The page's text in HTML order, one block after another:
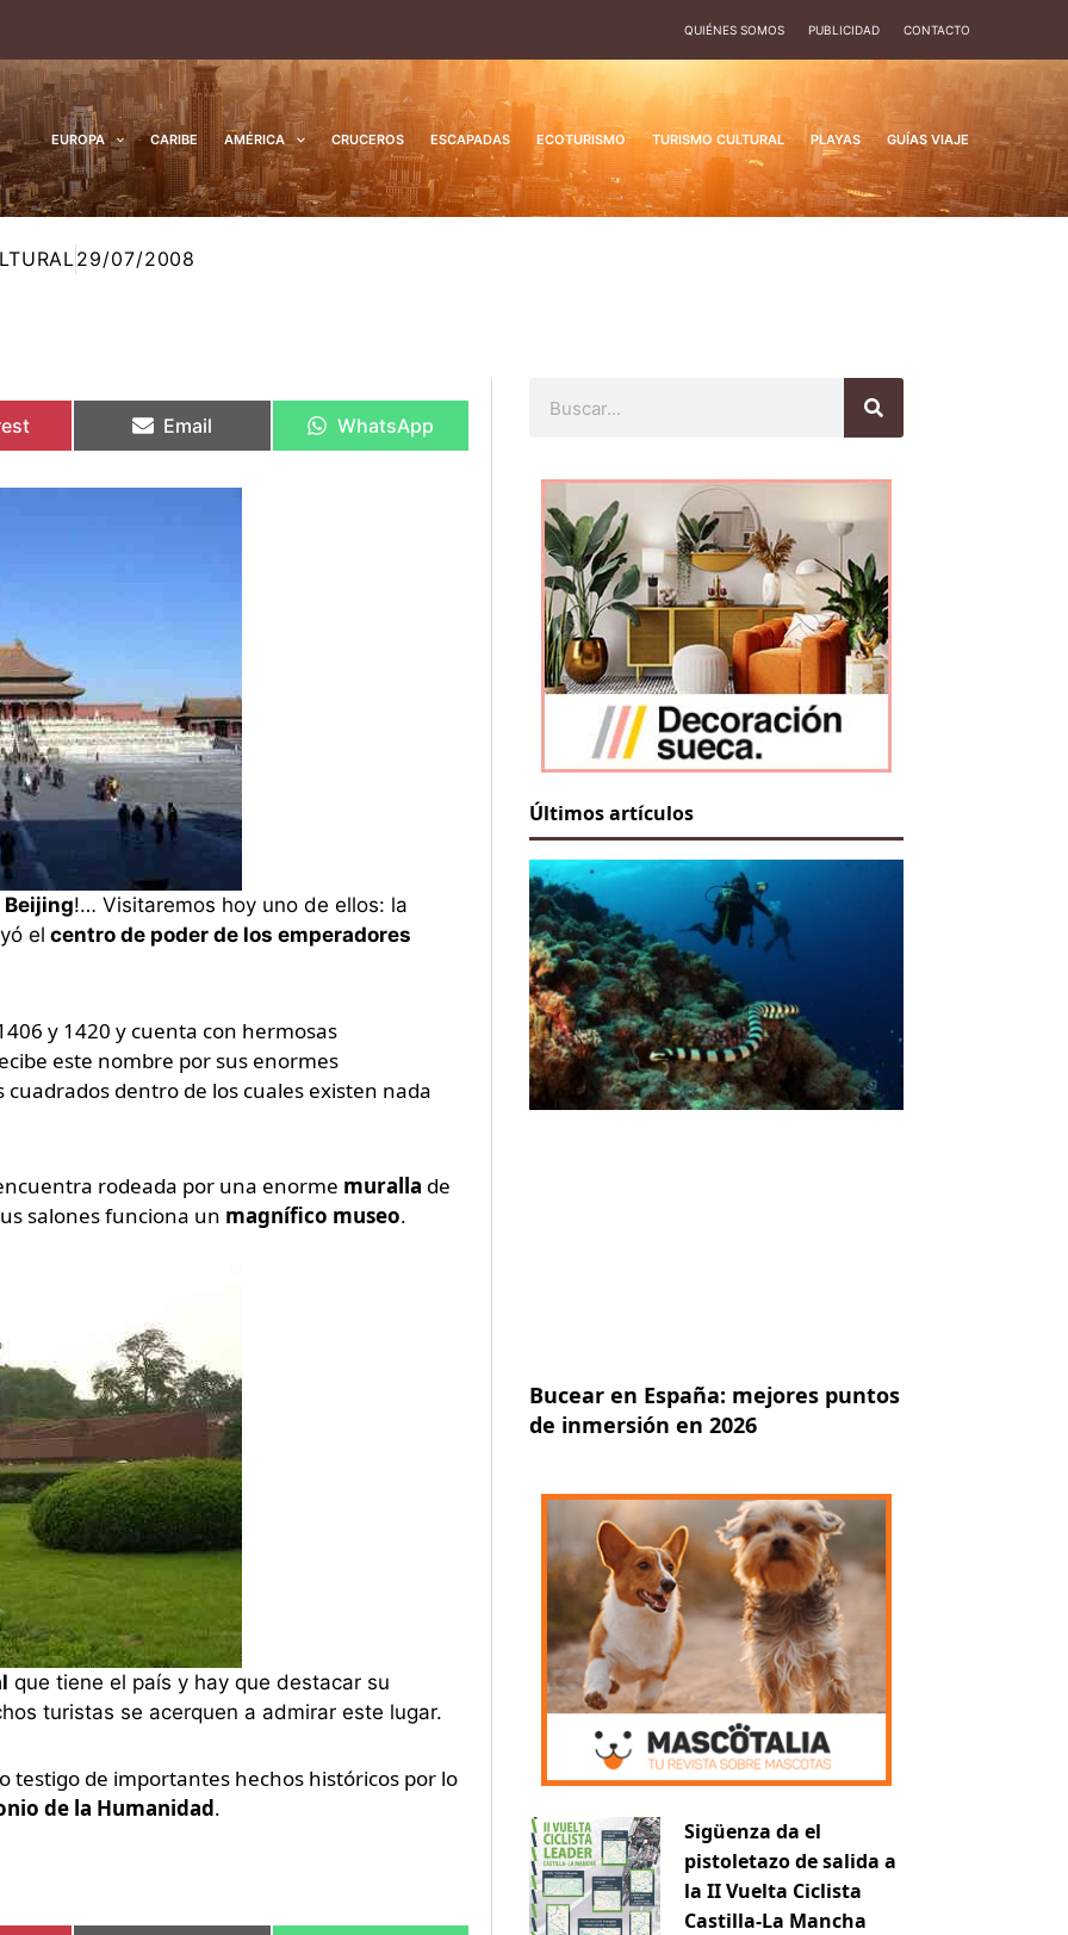
QUIÉNES SOMOS PUBLICIDAD CONTACTO
EUROPA CARIBE AMÉRICA CRUCEROS ESCAPADAS ECOTURISMO TURISMO CULTURAL PLAYAS GUÍAS VIAJE
29/07/2008
en
Email
en
WhatsApp
Beijing!… Visitaremos hoy uno de ellos: la
el centro de poder de los emperadores
y 1420 y cuenta con hermosas
este nombre por sus enormes
dentro de los cuales existen nada
rodeada por una enorme muralla de
salones funciona un magnífico museo.
que tiene el país y hay que destacar su
turistas se acerquen a admirar este lugar.
testigo de importantes hechos históricos por lo
de la Humanidad.
en
en
Últimos artículos
Bucear en España: mejores puntos
de inmersión en 2026
Sigüenza da el
pistoletazo de salida a
la II Vuelta Ciclista
Castilla-La Mancha